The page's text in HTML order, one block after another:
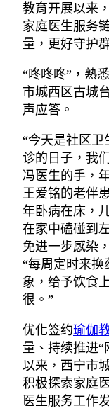
教育开展以来
家庭医生服务
量，更好守护
“咚咚咚”，熟
市城西区古城
声应答。
“今天是社区
诊的日子，我
冯医生的手，
王爱铭的老伴
年卧病在床，
在家中磕碰到
免进一步感染
“每周定时来换
象，给予饮食
很。”
优化签约瑜伽
量、持续推进
以来，西宁市
积极探索家庭
医生服务工作